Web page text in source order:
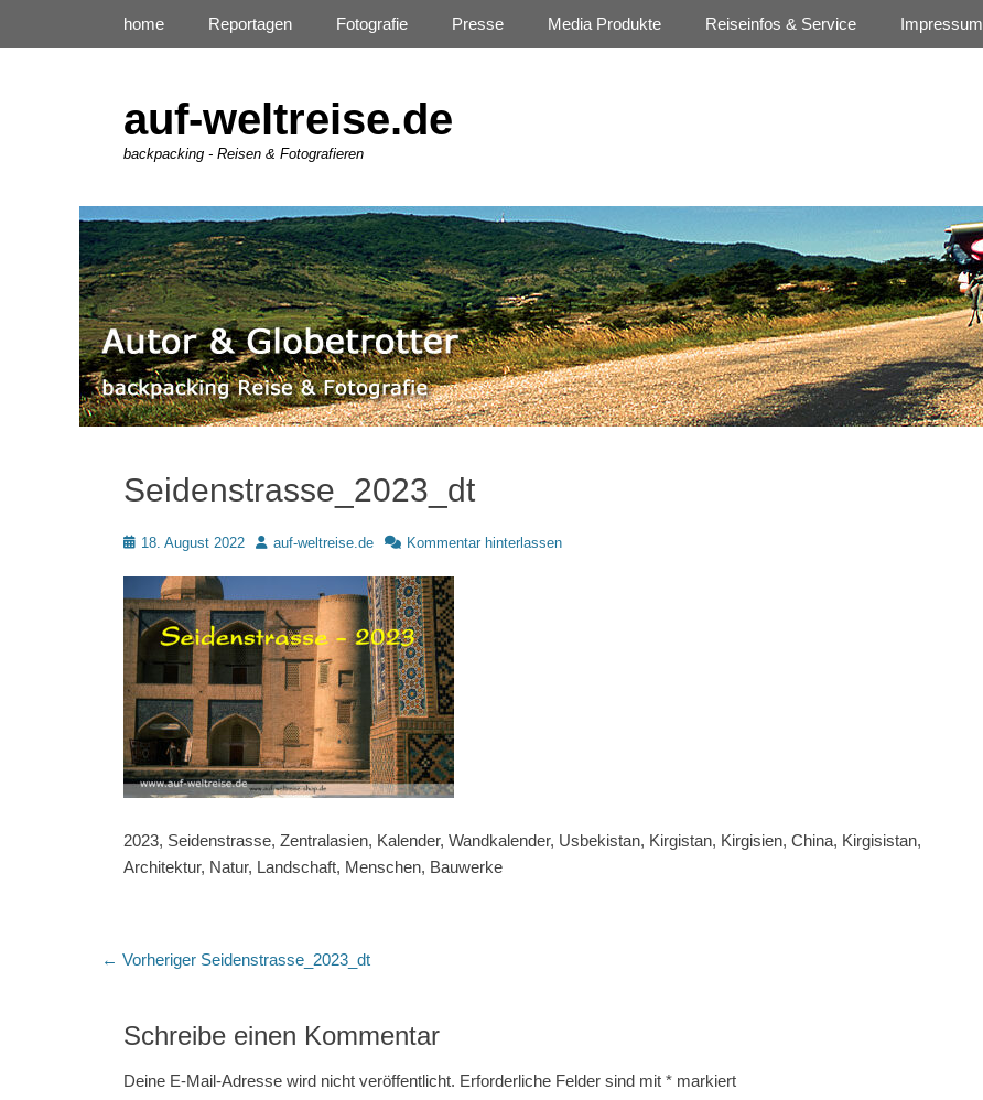
auf-weltreise.de
backpacking - Reisen & Fotografieren
Primäres Menü
home Reportagen Fotografie Presse Media Produkte Reiseinfos & Service Impressum
Seidenstrasse_2023_dt
Posted
18. August 2022 Autorauf-weltreise.de Kommentar hinterlassen
2023, Seidenstrasse, Zentralasien, Kalender, Wandkalender, Usbekistan, Kirgistan, Kirgisien, China, Kirgisistan,
Architektur, Natur, Landschaft, Menschen, Bauwerke
Beitragsnavigation
← Vorheriger Vorheriger
Seidenstrasse_2023_dt
Schreibe einen Kommentar
Deine E-Mail-Adresse wird nicht veröffentlicht. Erforderliche Felder sind mit * markiert